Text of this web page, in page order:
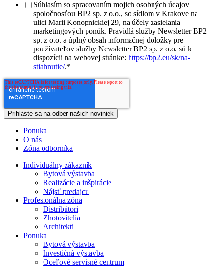
Súhlasím so spracovaním mojich osobných údajov
spoločnosťou BP2 sp. z o.o., so sídlom v Krakove na
ulici Marii Konopnickiej 29, na účely zasielania
marketingových ponúk. Pravidlá služby Newsletter BP2
sp. z o.o. a úplný obsah informačnej doložky pre
používateľov služby Newsletter BP2 sp. z o.o. sú k
dispozícii na webovej stránke: https://bp2.eu/sk/na-
stiahnutie/.*
Ponuka
O nás
Zóna odborníka
Individuálny zákazník
Bytová výstavba
Realizácie a inšpirácie
Nájsť predajcu
Profesionálna zóna
Distribútori
Zhotovitelia
Architekti
Ponuka
Bytová výstavba
Investičná výstavba
Oceľové servisné centrum